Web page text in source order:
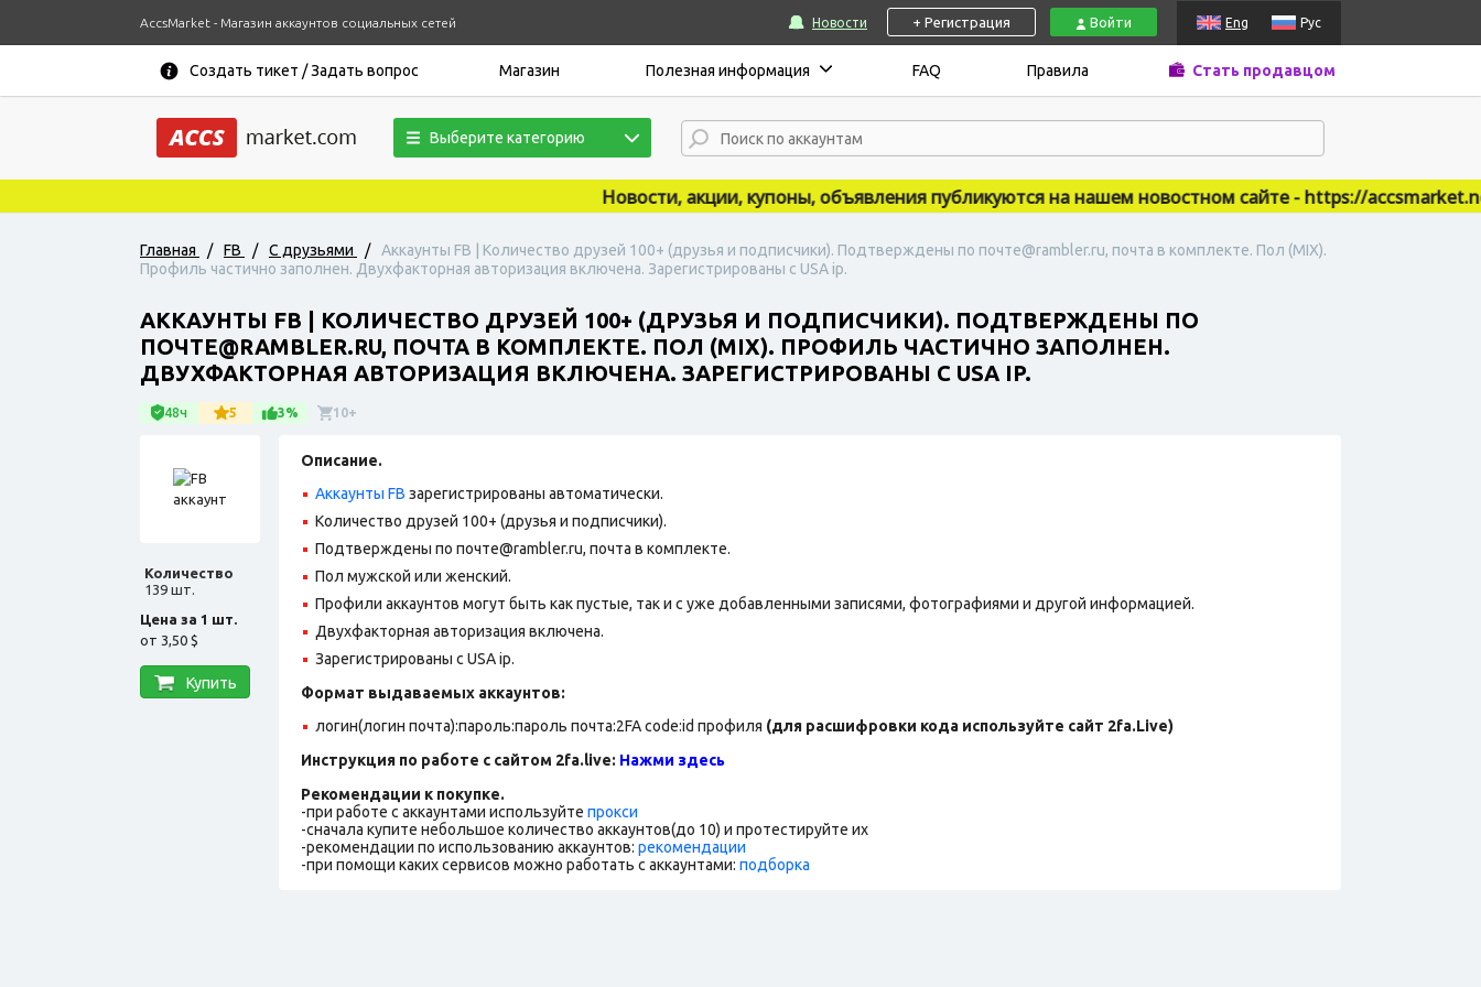
AccsMarket - Магазин аккаунтов социальных сетей Новости + Регистрация Войти Eng Рус
Создать тикет / Задать вопрос Магазин Полезная информация FAQ Правила Стать продавцом
Выберите категорию
Новости, акции, купоны, объявления публикуются на нашем новостном сайте - https://
Главная / FB / С друзьями /
Аккаунты FB | Количество друзей 100+ (друзья и подписчики). Подтверждены по почте@rambler.ru, почта в комплекте. Пол (MIX).
Профиль частично заполнен. Двухфакторная авторизация включена. Зарегистрированы с USA ip.
АККАУНТЫ FB | КОЛИЧЕСТВО ДРУЗЕЙ 100+ (ДРУЗЬЯ И ПОДПИСЧИКИ). ПОДТВЕРЖДЕНЫ ПО
ПОЧТЕ@RAMBLER.RU, ПОЧТА В КОМПЛЕКТЕ. ПОЛ (MIX). ПРОФИЛЬ ЧАСТИЧНО ЗАПОЛНЕН.
ДВУХФАКТОРНАЯ АВТОРИЗАЦИЯ ВКЛЮЧЕНА. ЗАРЕГИСТРИРОВАНЫ С USA IP.
48ч 5 3% 10+
Количество
139 шт.
Цена за 1 шт.
от 3,50 $
Купить
Описание.
Аккаунты FB зарегистрированы автоматически.
Количество друзей 100+ (друзья и подписчики).
Подтверждены по почте@rambler.ru, почта в комплекте.
Пол мужской или женский.
Профили аккаунтов могут быть как пустые, так и с уже добавленными записями, фотографиями и другой информацией.
Двухфакторная авторизация включена.
Зарегистрированы с USA ip.
Формат выдаваемых аккаунтов:
логин(логин почта):пароль:пароль почта:2FA code:id профиля (для расшифровки кода используйте сайт 2fa.Live)
Инструкция по работе с сайтом 2fa.live: Нажми здесь
Рекомендации к покупке.
-при работе с аккаунтами используйте прокси
-сначала купите небольшое количество аккаунтов(до 10) и протестируйте их
-рекомендации по использованию аккаунтов: рекомендации
-при помощи каких сервисов можно работать с аккаунтами: подборка